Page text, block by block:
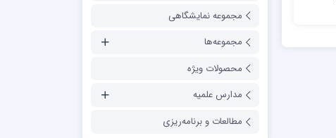
مجموعه نمایشگاهی
مجموعه‌ها
محصولات ویژه
مدارس علمیه
مطالعات و برنامه‌ریزی